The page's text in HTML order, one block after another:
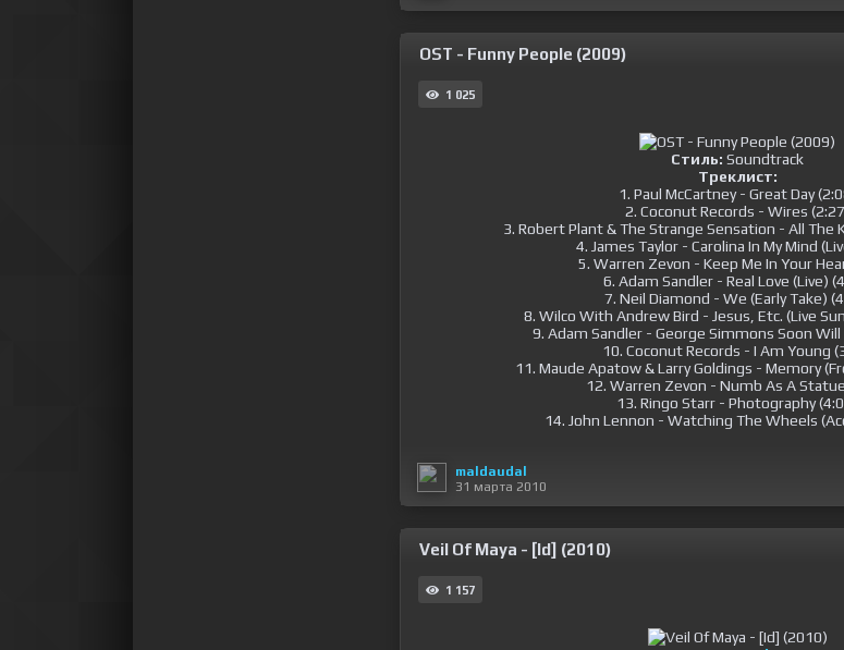
OST - Funny People (2009)
1 025
Стиль: Soundtrack
Треклист:
1. Paul McCartney - Great Day
2. Coconut Records - Wires
3. Robert Plant & The Strange Sensation - All The
4. James Taylor - Carolina In My Mind
5. Warren Zevon - Keep Me In Your
6. Adam Sandler - Real Love (Live)
7. Neil Diamond - We (Early Take)
8. Wilco With Andrew Bird - Jesus, Etc. (Live
9. Adam Sandler - George Simmons Soon Will
10. Coconut Records - I Am Young
11. Maude Apatow & Larry Goldings - Memory
12. Warren Zevon - Numb As A
13. Ringo Starr - Photography
14. John Lennon - Watching The Wheels
maldaudal
31 марта 2010
Veil Of Maya - [Id] (2010)
1 157